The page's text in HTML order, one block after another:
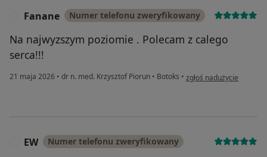
Fanane Numer telefonu zweryfikowany
Na najwyzszym poziomie . Polecam z calego
serca!!!
21 maja 2026 • dr n. med. Krzysztof Piorun • Botoks • w opinii użytkownika
zgłoś nadużycie
EW Numer telefonu zweryfikowany